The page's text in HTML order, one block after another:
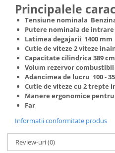
Principalele
Tensiune nominala
Putere nominala de intrare
Latimea degajarii 1400 mm
Cutie de viteze 2 viteze
Capacitate cilindrica 389
Volum rezervor combustibil
Adancimea de lucru 100 -
Cutie de viteze cu 2 trepte
Manere ergonomice
Far
Informatii conformitate produs
Review-uri(0)